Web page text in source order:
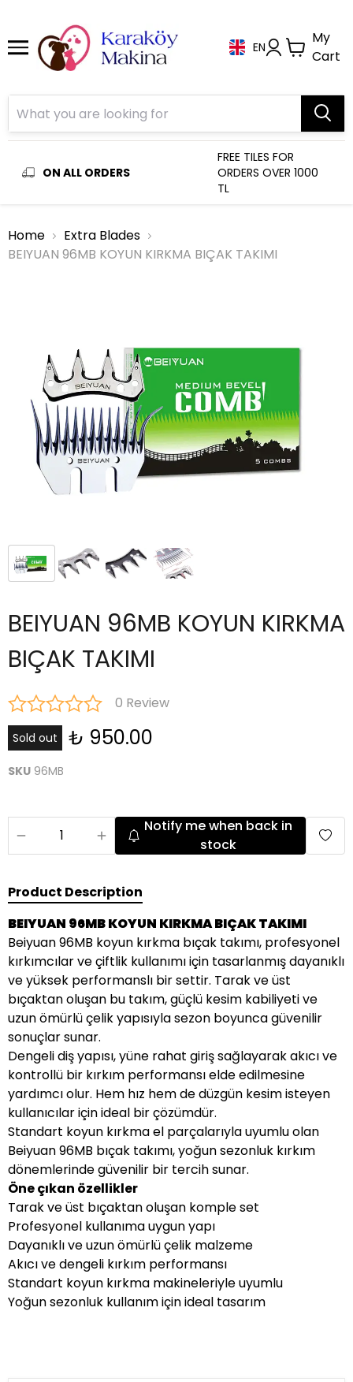
EN
My
Cart
ON ALL ORDERS
FREE TILES FOR
ORDERS OVER 1000
TL
Home
Extra Blades
BEIYUAN 96MB KOYUN KIRKMA BIÇAK TAKIMI
BEIYUAN 96MB KOYUN KIRKMA
BIÇAK TAKIMI
0 Review
Sold out ₺ 950.00
SKU 96MB
Notify me when back in
stock
Product Description
BEIYUAN 96MB KOYUN KIRKMA BIÇAK TAKIMI
Beiyuan 96MB koyun kırkma bıçak takımı, profesyonel
kırkımcılar ve çiftlik kullanımı için tasarlanmış dayanıklı
ve yüksek performanslı bir settir. Tarak ve üst
bıçaktan oluşan bu takım, güçlü kesim kabiliyeti ve
uzun ömürlü çelik yapısıyla sezon boyunca güvenilir
sonuçlar sunar.
Dengeli diş yapısı, yüne rahat giriş sağlayarak akıcı ve
kontrollü bir kırkım performansı elde edilmesine
yardımcı olur. Hem hız hem de düzgün kesim isteyen
kullanıcılar için ideal bir çözümdür.
Standart koyun kırkma el parçalarıyla uyumlu olan
Beiyuan 96MB bıçak takımı, yoğun sezonluk kırkım
dönemlerinde güvenilir bir tercih sunar.
Öne çıkan özellikler
Tarak ve üst bıçaktan oluşan komple set
Profesyonel kullanıma uygun yapı
Dayanıklı ve uzun ömürlü çelik malzeme
Akıcı ve dengeli kırkım performansı
Standart koyun kırkma makineleriyle uyumlu
Yoğun sezonluk kullanım için ideal tasarım